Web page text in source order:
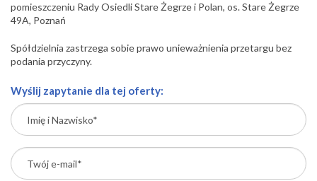
pomieszczeniu Rady Osiedli Stare Żegrze i Polan, os. Stare Żegrze
49A, Poznań
Spółdzielnia zastrzega sobie prawo unieważnienia przetargu bez
podania przyczyny.
Wyślij zapytanie dla tej oferty: